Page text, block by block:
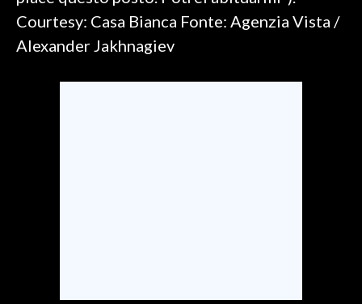
GOSSIP
SALUTE
INSULARITÀ
Courtesy: Casa Bianca Fonte: Agenzia Vista /
Alexander Jakhnagiev